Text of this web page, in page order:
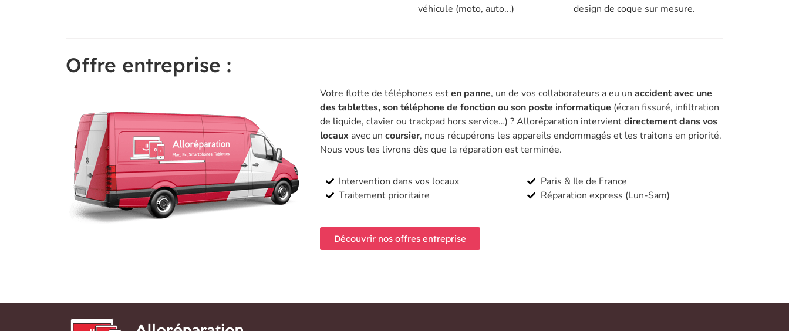
véhicule (moto, auto...)
design de coque sur mesure.
Offre entreprise :
Votre flotte de téléphones esten panne, un de vos collaborateurs a eu un accident avec une
des tablettes, son téléphone de fonction ou son poste informatique (écran fissuré, infiltration
de liquide, clavier ou trackpad hors service…) ? Alloréparation intervientdirectement dans vos
locaux avec un coursier, nous récupérons les appareils endommagés et les traitons en priorité.
Nous vous les livrons dès que la réparation est terminée.
Intervention dans vos locaux
Traitement prioritaire
Paris & Ile de France
Réparation express (Lun-Sam)
Découvrir nos offres entreprise